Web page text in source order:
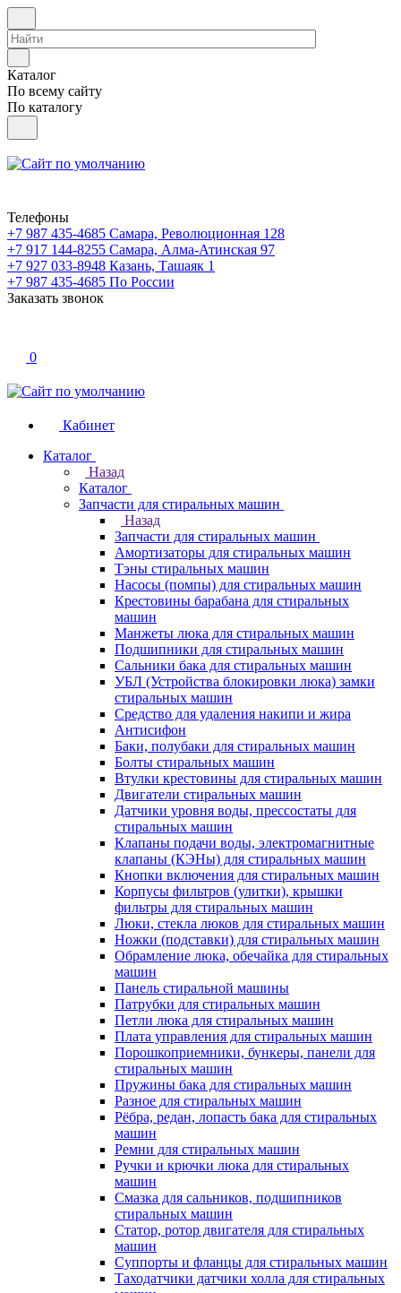
Каталог
По всему сайту
По каталогу
Телефоны
+7 987 435-4685 Самара, Революционная 128
+7 917 144-8255 Самара, Алма-Атинская 97
+7 927 033-8948 Казань, Ташаяк 1
+7 987 435-4685 По России
Заказать звонок
0
Кабинет
Каталог
Назад
Каталог
Запчасти для стиральных машин
Назад
Запчасти для стиральных машин
Амортизаторы для стиральных машин
Тэны стиральных машин
Насосы (помпы) для стиральных машин
Крестовины барабана для стиральных
машин
Манжеты люка для стиральных машин
Подшипники для стиральных машин
Сальники бака для стиральных машин
УБЛ (Устройства блокировки люка) замки
стиральных машин
Средство для удаления накипи и жира
Антисифон
Баки, полубаки для стиральных машин
Болты стиральных машин
Втулки крестовины для стиральных машин
Двигатели стиральных машин
Датчики уровня воды, прессостаты для
стиральных машин
Клапаны подачи воды, электромагнитные
клапаны (КЭНы) для стиральных машин
Кнопки включения для стиральных машин
Корпусы фильтров (улитки), крышки
фильтры для стиральных машин
Люки, стекла люков для стиральных машин
Ножки (подставки) для стиральных машин
Обрамление люка, обечайка для стиральных
машин
Панель стиральной машины
Патрубки для стиральных машин
Петли люка для стиральных машин
Плата управления для стиральных машин
Порошкоприемники, бункеры, панели для
стиральных машин
Пружины бака для стиральных машин
Разное для стиральных машин
Рёбра, редан, лопасть бака для стиральных
машин
Ремни для стиральных машин
Ручки и крючки люка для стиральных
машин
Смазка для сальников, подшипников
стиральных машин
Статор, ротор двигателя для стиральных
машин
Суппорты и фланцы для стиральных машин
Таходатчики датчики холла для стиральных